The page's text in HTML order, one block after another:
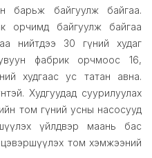
барьж байгуулж байгаа.
орчимд байгуулж байгаа
нийтдээ 30 гүний худаг
фабрик орчмоос 16,
худгаас ус татан авна.
Худгуудад суурилуулах
том гүний усны насосууд
үйлдвэр маань бас
том хэмжээний